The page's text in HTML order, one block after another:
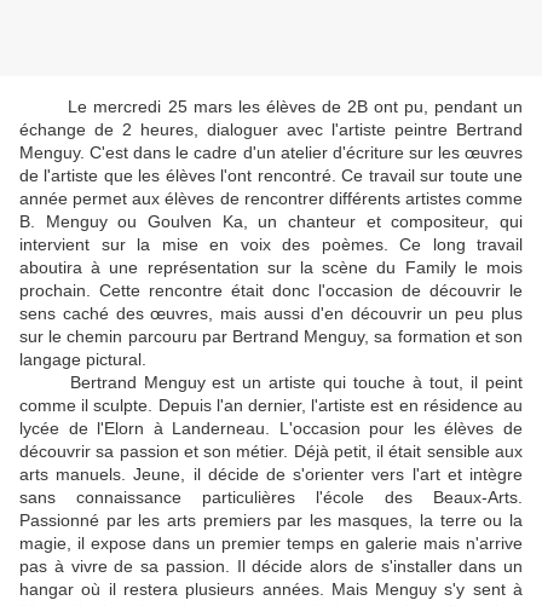
Le mercredi 25 mars les élèves de 2B ont pu, pendant un
échange de 2 heures, dialoguer avec l'artiste peintre Bertrand
Menguy. C'est dans le cadre d'un atelier d'écriture sur les œuvres
de l'artiste que les élèves l'ont rencontré. Ce travail sur toute une
année permet aux élèves de rencontrer différents artistes comme
B. Menguy ou Goulven Ka, un chanteur et compositeur, qui
intervient sur la mise en voix des poèmes. Ce long travail
aboutira à une représentation sur la scène du Family le mois
prochain. Cette rencontre était donc l'occasion de découvrir le
sens caché des œuvres, mais aussi d'en découvrir un peu plus
sur le chemin parcouru par Bertrand Menguy, sa formation et son
langage pictural.
Bertrand Menguy est un artiste qui touche à tout, il peint
comme il sculpte. Depuis l'an dernier, l'artiste est en résidence au
lycée de l'Elorn à Landerneau. L'occasion pour les élèves de
découvrir sa passion et son métier. Déjà petit, il était sensible aux
arts manuels. Jeune, il décide de s'orienter vers l'art et intègre
sans connaissance particulières l'école des Beaux-Arts.
Passionné par les arts premiers par les masques, la terre ou la
magie, il expose dans un premier temps en galerie mais n'arrive
pas à vivre de sa passion. Il décide alors de s'installer dans un
hangar où il restera plusieurs années. Mais Menguy s'y sent à